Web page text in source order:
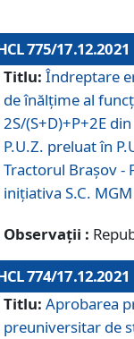
775/17.12.2021
Titlu: Îndreptare
de înălţime al
2S/(S+D)+P+2E
P.U.Z. preluat în
Tractorul Braşov -
iniţiativa S.C.
Observații :
774/17.12.2021
Titlu: Aprobarea
preuniversitar de